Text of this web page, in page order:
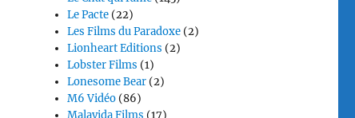
Le Pacte (22)
Les Films du Paradoxe (2)
Lionheart Editions (2)
Lobster Films (1)
Lonesome Bear (2)
M6 Vidéo (86)
Malavida Films (17)